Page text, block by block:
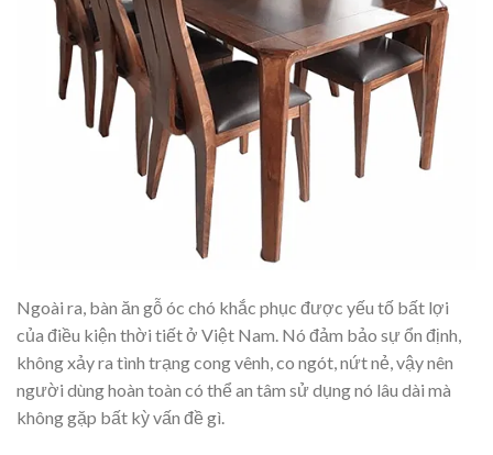
Ngoài ra, bàn ăn gỗ óc chó khắc phục được yếu tố bất lợi
của điều kiện thời tiết ở Việt Nam. Nó đảm bảo sự ổn định,
không xảy ra tình trạng cong vênh, co ngót, nứt nẻ, vậy nên
người dùng hoàn toàn có thể an tâm sử dụng nó lâu dài mà
không gặp bất kỳ vấn đề gì.